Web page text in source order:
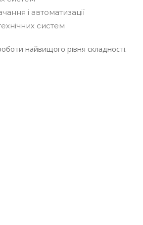
і автоматизації
систем
найвищого рівня складності.